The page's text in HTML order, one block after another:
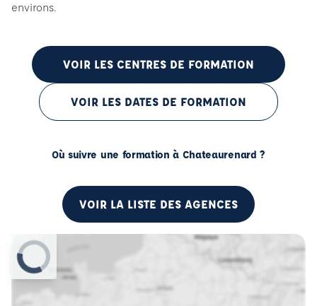
environs.
VOIR LES CENTRES DE FORMATION
VOIR LES DATES DE FORMATION
Où suivre une formation à Chateaurenard ?
VOIR LA LISTE DES AGENCES